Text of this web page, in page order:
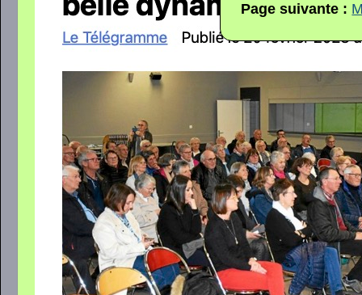
Page suivante :